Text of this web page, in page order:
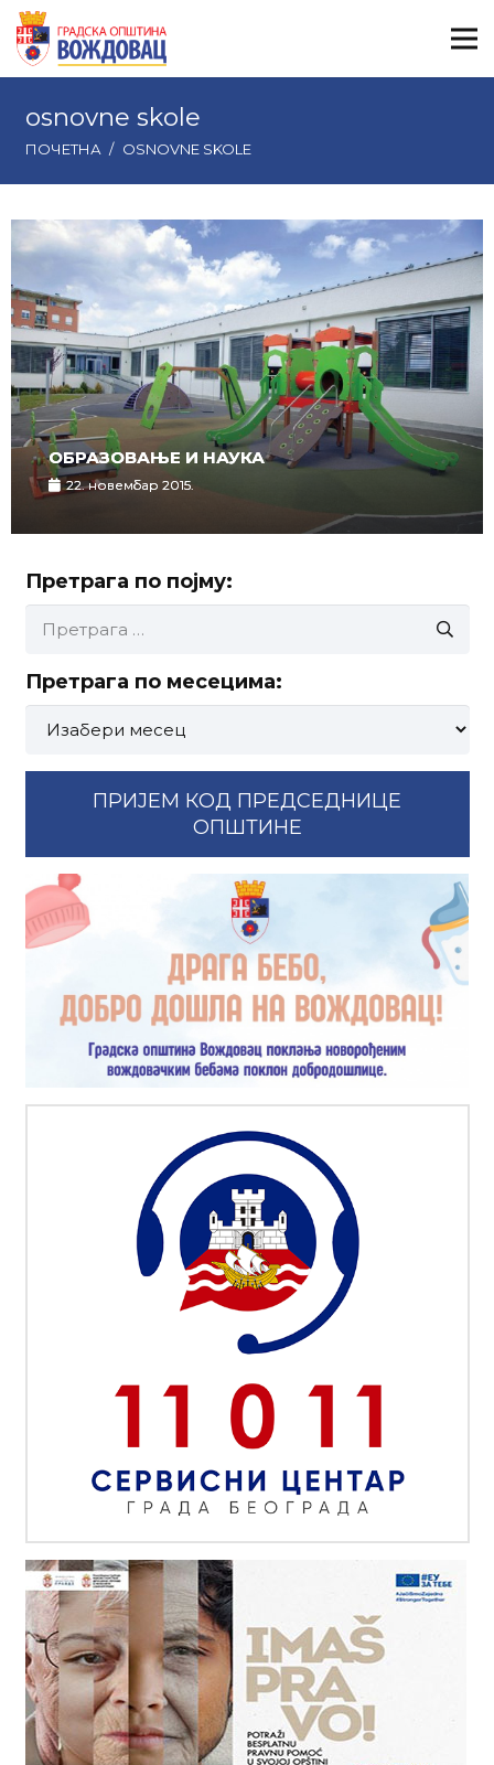
osnovne skole
ПОЧЕТНА / OSNOVNE SKOLE
ОБРАЗОВАЊЕ И НАУКА
22. новембар 2015.
Претрага по појму:
за:
Претрага по месецима:
месецима:
ПРИЈЕМ КОД ПРЕДСЕДНИЦЕ
ОПШТИНЕ